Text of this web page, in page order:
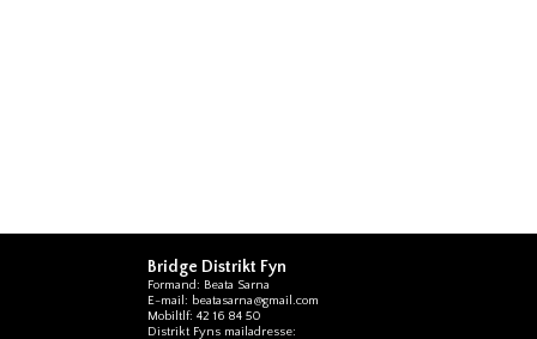
Bridge Distrikt Fyn
Formand: Beata Sarna
E-mail: beatasarna@gmail.com
Mobiltlf: 42 16 84 50
Distrikt Fyns mailadresse: